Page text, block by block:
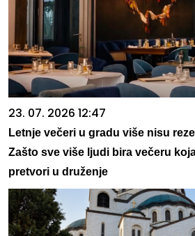
23. 07. 2026 12:47
Letnje večeri u gradu više nisu
Zašto sve više ljudi bira večeru
pretvori u druženje